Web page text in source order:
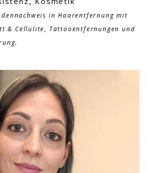
in Haarentfernung mit
& Cellulite, Tattooentfernungen und